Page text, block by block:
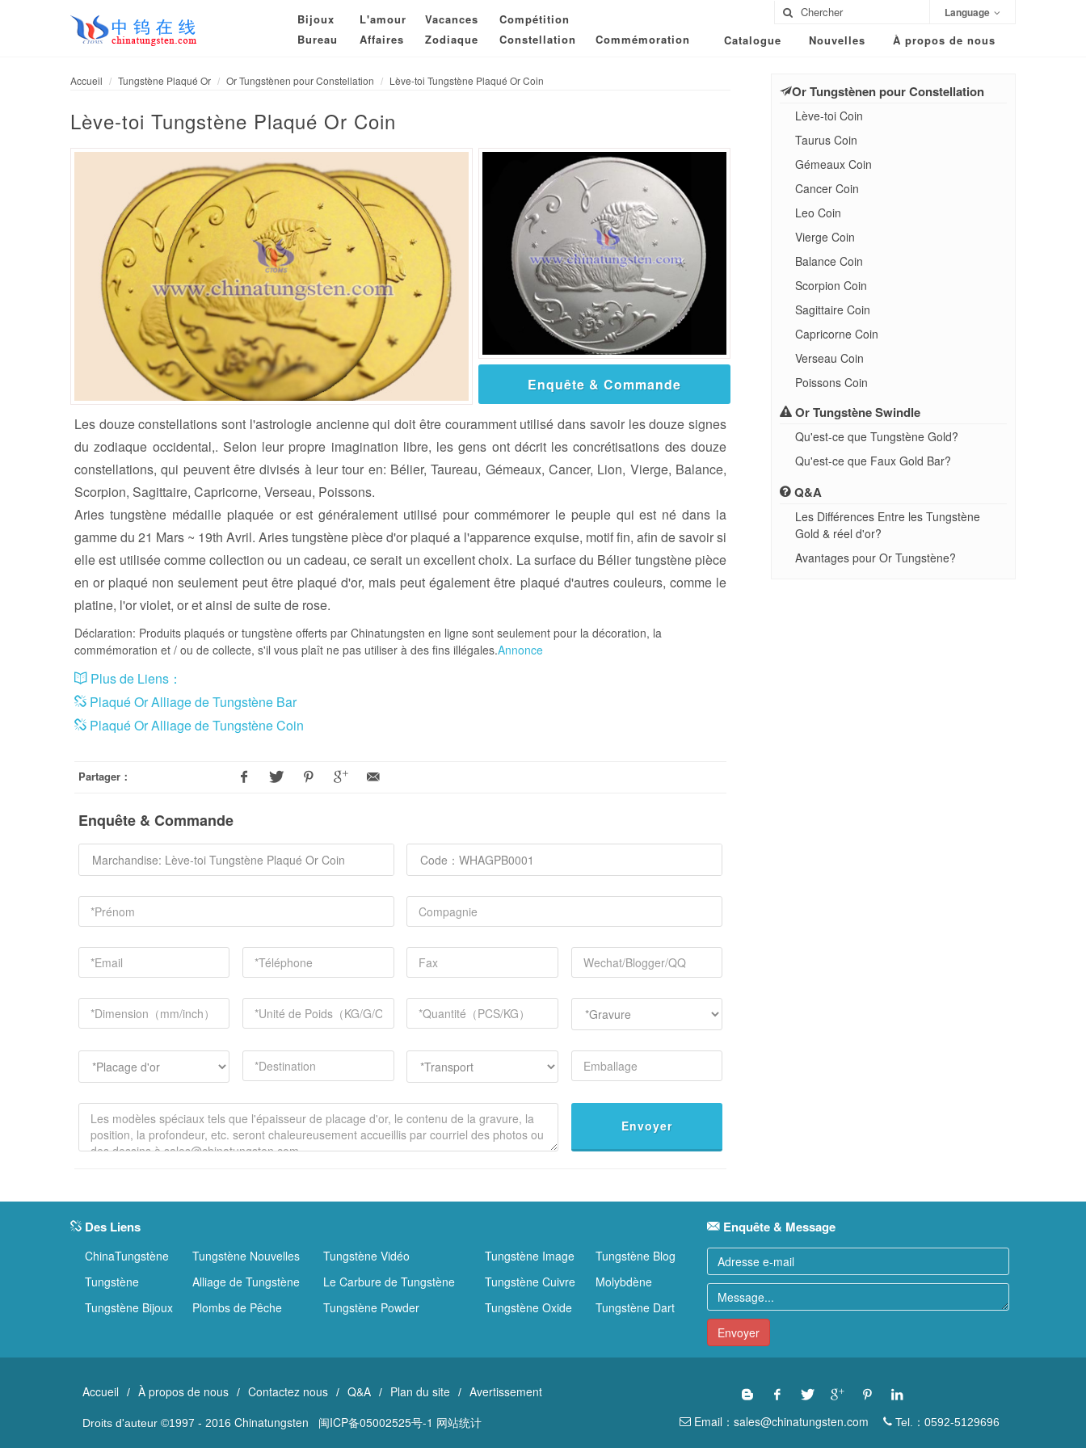
Language
Catalogue Nouvelles À propos de nous
Bijoux L'amour Vacances
Compétition
Bureau
Affaires Zodiaque Constellation Commémoration
Accueil Tungstène Plaqué Or Or Tungstènen pour Constellation Lève-toi Tungstène Plaqué Or Coin
Lève-toi Tungstène Plaqué Or Coin
Enquête & Commande
Les douze constellations sont l'astrologie ancienne qui doit être couramment utilisé dans savoir les douze signes
du zodiaque occidental,. Selon leur propre imagination libre, les gens ont décrit les concrétisations des douze
constellations, qui peuvent être divisés à leur tour en: Bélier, Taureau, Gémeaux, Cancer, Lion, Vierge, Balance,
Scorpion, Sagittaire, Capricorne, Verseau, Poissons.
Aries tungstène médaille plaquée or est généralement utilisé pour commémorer le peuple qui est né dans la
gamme du 21 Mars ~ 19th Avril. Aries tungstène pièce d'or plaqué a l'apparence exquise, motif fin, afin de savoir si
elle est utilisée comme collection ou un cadeau, ce serait un excellent choix. La surface du Bélier tungstène pièce
en or plaqué non seulement peut être plaqué d'or, mais peut également être plaqué d'autres couleurs, comme le
platine, l'or violet, or et ainsi de suite de rose.
Déclaration: Produits plaqués or tungstène offerts par Chinatungsten en ligne sont seulement pour la décoration, la
commémoration et / ou de collecte, s'il vous plaît ne pas utiliser à des fins illégales.Annonce
Plus de Liens：
Plaqué Or Alliage de Tungstène Bar
Plaqué Or Alliage de Tungstène Coin
Partager：
Enquête & Commande
Envoyer
Or Tungstènen pour Constellation
Lève-toi Coin
Taurus Coin
Gémeaux Coin
Cancer Coin
Leo Coin
Vierge Coin
Balance Coin
Scorpion Coin
Sagittaire Coin
Capricorne Coin
Verseau Coin
Poissons Coin
Or Tungstène Swindle
Qu'est-ce que Tungstène Gold?
Qu'est-ce que Faux Gold Bar?
Q&A
Les Différences Entre les Tungstène
Gold & réel d'or?
Avantages pour Or Tungstène?
Des Liens
ChinaTungstène Tungstène Nouvelles Tungstène Vidéo Tungstène Image
Tungstène Blog
Tungstène
Alliage de Tungstène Le Carbure de Tungstène Tungstène Cuivre
Molybdène
Tungstène Bijoux
Plombs de Pêche Tungstène Powder Tungstène Oxide Tungstène Dart
Enquête & Message
Envoyer
Accueil / À propos de nous / Contactez nous / Q&A / Plan du site / Avertissement
Droits d'auteur ©1997 - 2016 Chinatungsten 闽ICP备05002525号-1 网站统计 Email：sales@chinatungsten.com Tel.：0592-5129696